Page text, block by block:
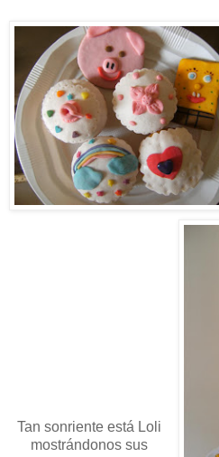
Tan sonriente está Loli
mostrándonos sus